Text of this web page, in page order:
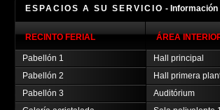
ESPACIOS A SU SERVICIO -
RECINTO FERIAL
Pabellón 1
Pabellón 2
Pabellón 3
ÁREA
Hall principal
Hall primera
Auditórium